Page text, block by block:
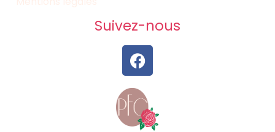
Suivez-nous